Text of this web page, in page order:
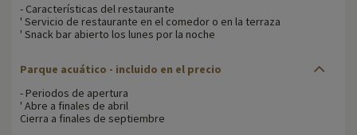
- Características del restaurante
' Servicio de restaurante en el comedor o en la terraza
' Snack bar abierto los lunes por la noche
Parque acuático - incluido en el precio
- Periodos de apertura
' Abre a finales de abril
Cierra a finales de septiembre